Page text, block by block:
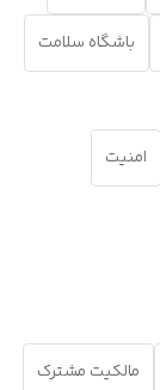
باشگاه سلامت
امنیت
مالکیت مشترک